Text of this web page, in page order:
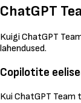
ChatGPT
Kuigi ChatGPT
lahendused.
Copilotite
Kui ChatGPT